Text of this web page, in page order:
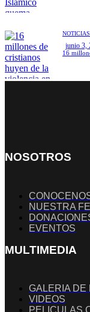
junio 3,
16
NOSOTROS
NUESTRA FE
EVENTOS
MULTIMEDIA
GALERIA DE
VIDEOS